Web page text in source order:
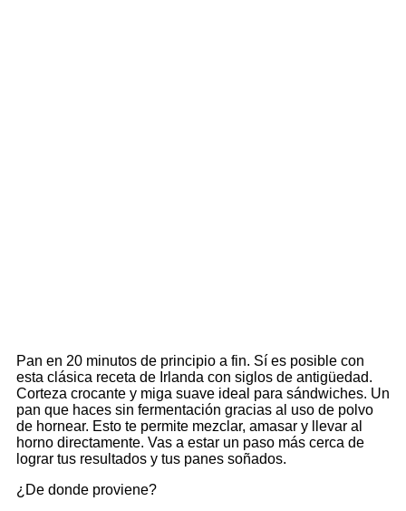
Pan en 20 minutos de principio a fin. Sí es posible con
esta clásica receta de Irlanda con siglos de antigüedad.
Corteza crocante y miga suave ideal para sándwiches. Un
pan que haces sin fermentación gracias al uso de polvo
de hornear. Esto te permite mezclar, amasar y llevar al
horno directamente. Vas a estar un paso más cerca de
lograr tus resultados y tus panes soñados.
¿De donde proviene?